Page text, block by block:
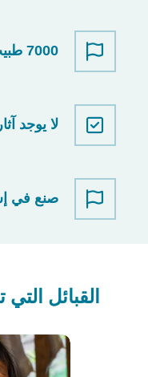
7000 طبيب يوصون بنا
لا يوجد
صنع في
القبائل